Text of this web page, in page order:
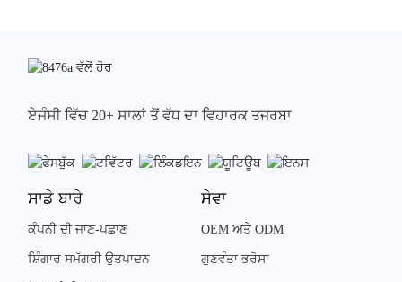
ਏਜੰਸੀ ਵਿੱਚ 20+ ਸਾਲਾਂ ਤੋਂ ਵੱਧ ਦਾ ਵਿਹਾਰਕ ਤਜਰਬਾ
ਸਾਡੇ ਬਾਰੇ
ਕੰਪਨੀ ਦੀ ਜਾਣ-ਪਛਾਣ
ਸ਼ਿੰਗਾਰ ਸਮੱਗਰੀ ਉਤਪਾਦਨ
ਸੇਵਾ
OEM ਅਤੇ ODM
ਗੁਣਵੰਤਾ ਭਰੋਸਾ